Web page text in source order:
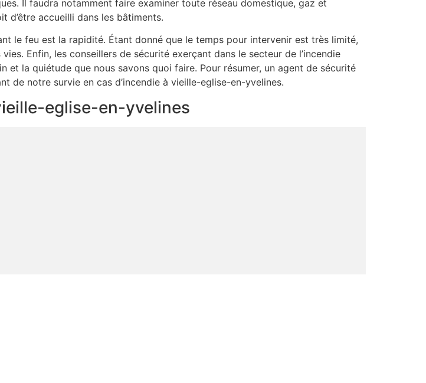
Il faudra notamment faire examiner toute réseau domestique, gaz et
d’être accueilli dans les bâtiments.
le feu est la rapidité. Étant donné que le temps pour intervenir est très limité,
Enfin, les conseillers de sécurité exerçant dans le secteur de l’incendie
et la quiétude que nous savons quoi faire. Pour résumer, un agent de sécurité
de notre survie en cas d’incendie à vieille-eglise-en-yvelines.
eglise-en-yvelines